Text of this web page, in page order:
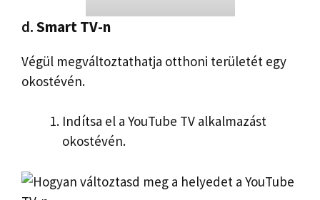
d.Smart TV-n
Végül megváltoztathatja otthoni területét egy
okostévén.
Indítsa el a YouTube TV alkalmazást
okostévén.